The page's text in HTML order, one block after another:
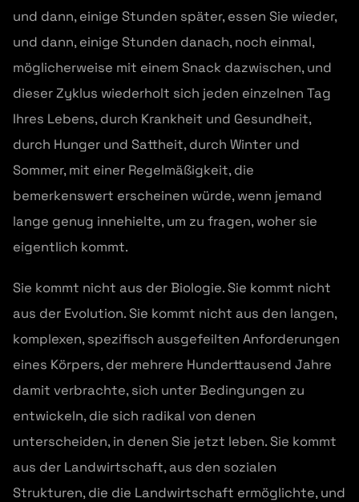
und dann, einige Stunden später, essen Sie wieder,
und dann, einige Stunden danach, noch einmal,
möglicherweise mit einem Snack dazwischen, und
dieser Zyklus wiederholt sich jeden einzelnen Tag
Ihres Lebens, durch Krankheit und Gesundheit,
durch Hunger und Sattheit, durch Winter und
Sommer, mit einer Regelmäßigkeit, die
bemerkenswert erscheinen würde, wenn jemand
lange genug innehielte, um zu fragen, woher sie
eigentlich kommt.
Sie kommt nicht aus der Biologie. Sie kommt nicht
aus der Evolution. Sie kommt nicht aus den langen,
komplexen, spezifisch ausgefeilten Anforderungen
eines Körpers, der mehrere Hunderttausend Jahre
damit verbrachte, sich unter Bedingungen zu
entwickeln, die sich radikal von denen
unterscheiden, in denen Sie jetzt leben. Sie kommt
aus der Landwirtschaft, aus den sozialen
Strukturen, die die Landwirtschaft ermöglichte, und